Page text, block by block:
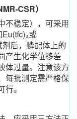
CSR）
不稳定），可采用
或
后，膦配体上的
产生化学位移差
体过量。注意该方
每批测定需严格保
。